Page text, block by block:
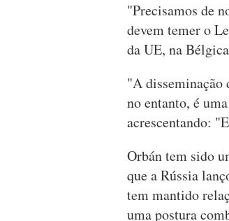
"Precisamos de
devem temer o
da UE, na
"A disseminação
no entanto, é
acrescentando:
Orbán tem sido
que a Rússia
tem mantido
uma postura